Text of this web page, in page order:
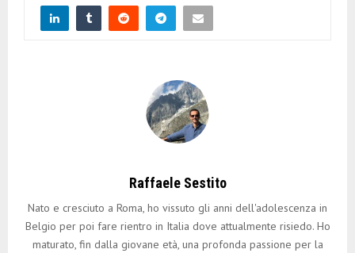
Raffaele Sestito
Nato e cresciuto a Roma, ho vissuto gli anni dell'adolescenza in
Belgio per poi fare rientro in Italia dove attualmente risiedo. Ho
maturato, fin dalla giovane età, una profonda passione per la